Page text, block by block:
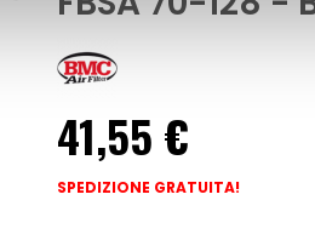
41,55 €
SPEDIZIONE GRATUITA!